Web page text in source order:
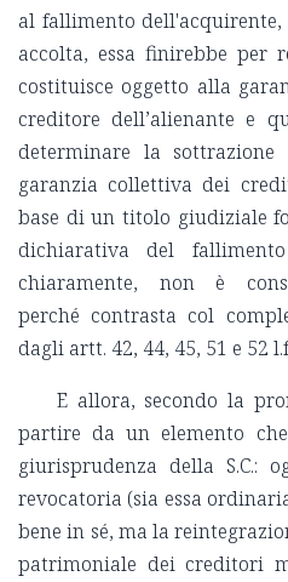
al fallimento dell'acquirente,
accolta, essa finirebbe per
costituisce oggetto alla
creditore dell’alienante e
determinare la
garanzia collettiva dei
base di un titolo giudiziale
dichiarativa del
chiaramente, non è
perché contrasta col
dagli artt. 42, 44, 45, 51 e 52
E allora, secondo la
partire da un elemento
giurisprudenza della S.C.:
revocatoria (sia essa
bene in sé, ma la
patrimoniale dei creditori